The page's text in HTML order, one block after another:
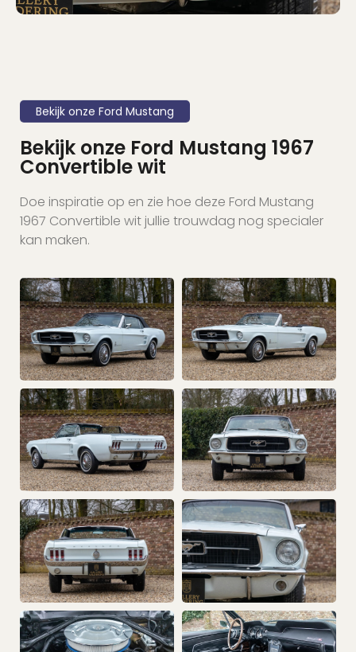
Bekijk onze Ford Mustang
Bekijk onze Ford Mustang 1967
Convertible wit
Doe inspiratie op en zie hoe deze Ford Mustang
1967 Convertible wit jullie trouwdag nog specialer
kan maken.